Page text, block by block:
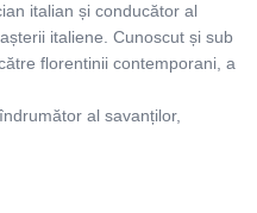
italian și conducător al
italiene. Cunoscut și sub
florentinii contemporani, a
al savanților,